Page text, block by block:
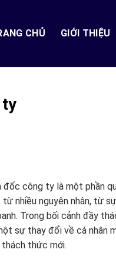
CHỦ GIỚI THIỆU
ty
đốc công ty là một phần
nhiều nguyên nhân, từ
Trong bối cảnh đầy
sự thay đổi về cá nhân
thách thức mới.